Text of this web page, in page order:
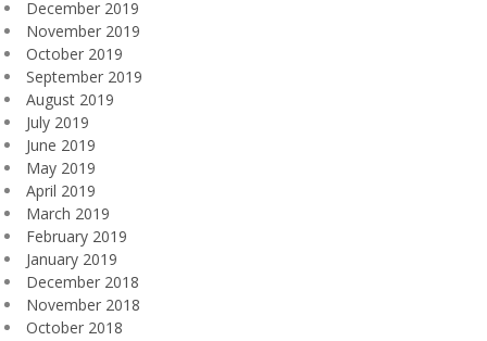
December 2019
November 2019
October 2019
September 2019
August 2019
July 2019
June 2019
May 2019
April 2019
March 2019
February 2019
January 2019
December 2018
November 2018
October 2018